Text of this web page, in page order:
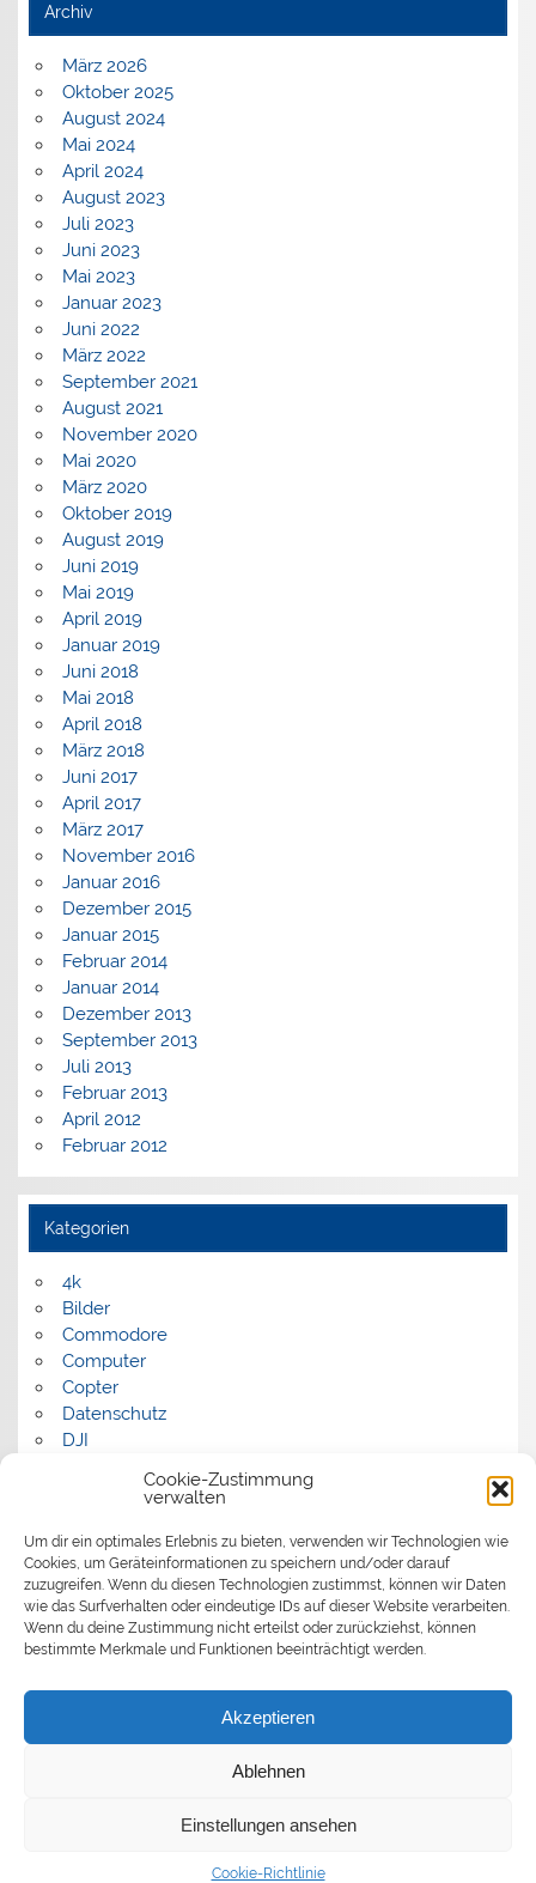
Cookie-Zustimmung
verwalten
Um dir ein optimales Erlebnis zu bieten, verwenden wir Technologien wie
Cookies, um Geräteinformationen zu speichern und/oder darauf
zuzugreifen. Wenn du diesen Technologien zustimmst, können wir Daten
wie das Surfverhalten oder eindeutige IDs auf dieser Website verarbeiten.
Wenn du deine Zustimmung nicht erteilst oder zurückziehst, können
bestimmte Merkmale und Funktionen beeinträchtigt werden.
Akzeptieren
Ablehnen
Einstellungen ansehen
Cookie-Richtlinie
Archiv
März 2026
Oktober 2025
August 2024
Mai 2024
April 2024
August 2023
Juli 2023
Juni 2023
Mai 2023
Januar 2023
Juni 2022
März 2022
September 2021
August 2021
November 2020
Mai 2020
März 2020
Oktober 2019
August 2019
Juni 2019
Mai 2019
April 2019
Januar 2019
Juni 2018
Mai 2018
April 2018
März 2018
Juni 2017
April 2017
März 2017
November 2016
Januar 2016
Dezember 2015
Januar 2015
Februar 2014
Januar 2014
Dezember 2013
September 2013
Juli 2013
Februar 2013
April 2012
Februar 2012
Kategorien
4k
Bilder
Commodore
Computer
Copter
Datenschutz
DJI
Panorama
Politik
Retrocomputer
Uncategorized
Video
Erstellt mitWordPressund